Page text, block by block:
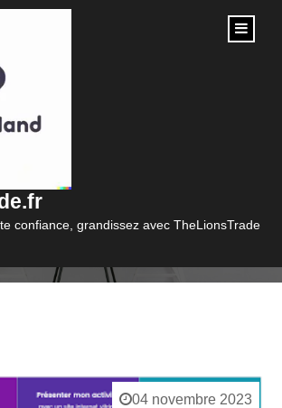
confiance, grandissez avec TheLionsTrade
:
04 novembre 2023